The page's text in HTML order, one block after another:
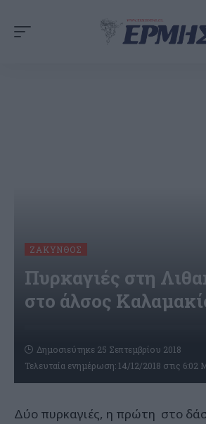
ΖΆΚΥΝΘΟΣ
Πυρκαγιές στη
στο άλσος
Τελευταία ενημέρωση: 14/12/2018 στις 6:02
Δημοσιεύτηκε 25 Σεπτεμβρίου 2018
Δύο πυρκαγιές, η πρώτη στο